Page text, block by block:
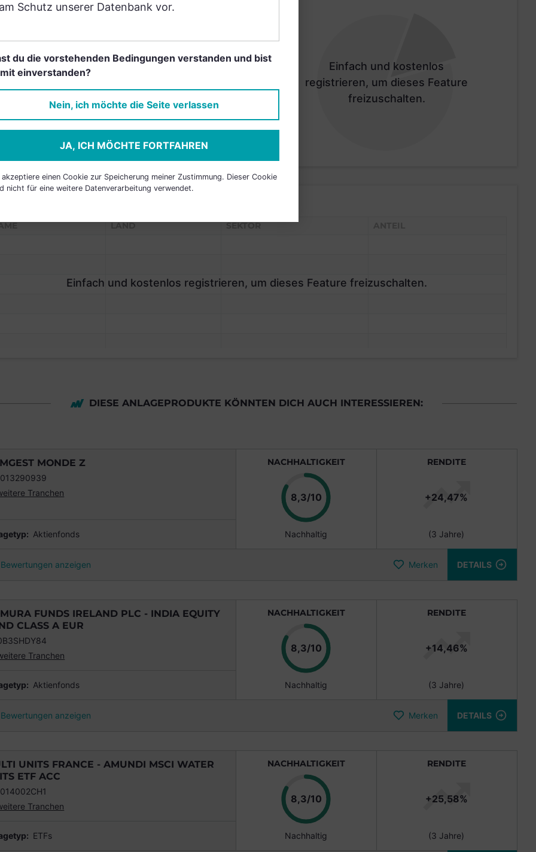
Einfach und kostenlos
freizuschalten.
Einfach und kostenlos
registrieren, um dieses Feature
freizuschalten.
Einfach und kostenlos registrieren, um dieses Feature freizuschalten.
LAND SEKTOR
DIESE ANLAGEPRODUKTE KÖNNTEN DICH AUCH INTERESSIEREN:
MONDE Z
Tranchen
Aktienfonds
NACHHALTIGKEIT
8,3/10Punkte
Nachhaltig
RENDITE
+24,47%
(3 Jahre)
Bewertungen anzeigen Merken DETAILS
FUNDS IRELAND PLC - INDIA EQUITY
CLASS A EUR
Tranchen
Aktienfonds
NACHHALTIGKEIT
8,3/10Punkte
Nachhaltig
RENDITE
+14,46%
(3 Jahre)
Bewertungen anzeigen Merken DETAILS
UNITS FRANCE - AMUNDI MSCI WATER
ETF ACC
Tranchen
ETFs
NACHHALTIGKEIT
8,3/10Punkte
Nachhaltig
RENDITE
+25,58%
(3 Jahre)
am Schutz unserer Datenbank vor.
du die vorstehenden Bedingungen verstanden und bist
einverstanden?
Nein, ich möchte die Seite verlassen
JA, ICH MÖCHTE FORTFAHREN
akzeptiere einen Cookie zur Speicherung meiner Zustimmung. Dieser Cookie
nicht für eine weitere Datenverarbeitung verwendet.